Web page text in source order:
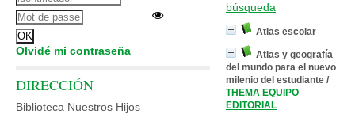
búsqueda
Atlas escolar
Atlas y geografía
del mundo para el nuevo
milenio del estudiante /
THEMA EQUIPO
EDITORIAL
Olvidé mi contraseña
DIRECCIÓN
Biblioteca Nuestros Hijos